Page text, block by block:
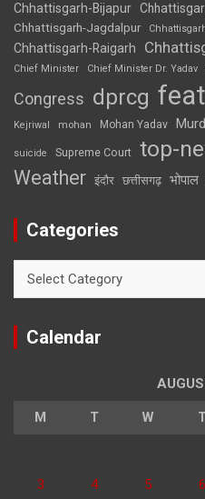
Chhattisgarh-Bijapur
Chhattisgarh-Jagdalpur
Chhattisgarh-Raigarh
Chief Minister
Chief Minister Dr. Yadav
Congress dprcg
Kejriwal mohan Mohan Yadav
suicide Supreme Court top-
Weather इंदौर छत्तीसगढ़ भोपाल
Categories
Calendar
M T W
3 4 5 6